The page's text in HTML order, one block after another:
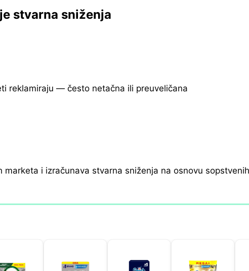
stvarna sniženja
reklamiraju — često netačna ili preuveličana
marketa i izračunava stvarna sniženja na osnovu